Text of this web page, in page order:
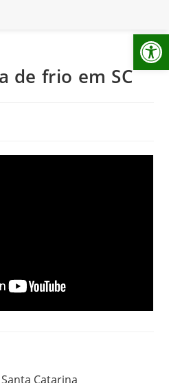
de frio em SC
Catarina